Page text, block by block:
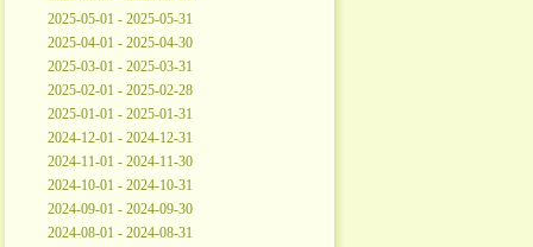
2025-05-01 - 2025-05-31
2025-04-01 - 2025-04-30
2025-03-01 - 2025-03-31
2025-02-01 - 2025-02-28
2025-01-01 - 2025-01-31
2024-12-01 - 2024-12-31
2024-11-01 - 2024-11-30
2024-10-01 - 2024-10-31
2024-09-01 - 2024-09-30
2024-08-01 - 2024-08-31